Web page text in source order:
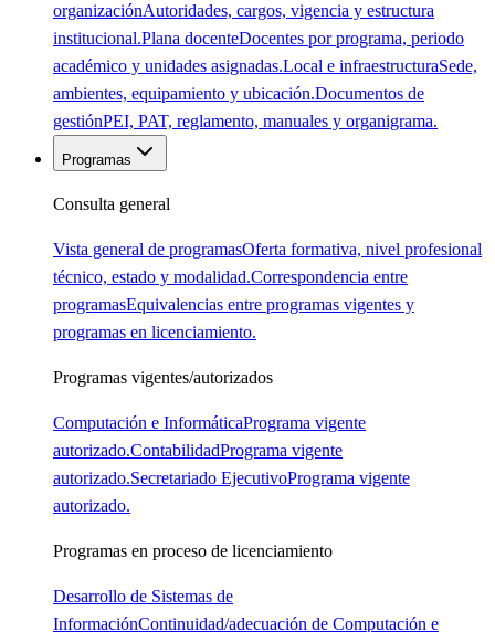
organizaciónAutoridades, cargos, vigencia y estructura
institucional.Plana docenteDocentes por programa, periodo
académico y unidades asignadas.Local e infraestructuraSede,
ambientes, equipamiento y ubicación.Documentos de
gestiónPEI, PAT, reglamento, manuales y organigrama.
Programas
Consulta general
Vista general de programasOferta formativa, nivel profesional
técnico, estado y modalidad.Correspondencia entre
programasEquivalencias entre programas vigentes y
programas en licenciamiento.
Programas vigentes/autorizados
Computación e InformáticaPrograma vigente
autorizado.ContabilidadPrograma vigente
autorizado.Secretariado EjecutivoPrograma vigente
autorizado.
Programas en proceso de licenciamiento
Desarrollo de Sistemas de
InformaciónContinuidad/adecuación de Computación e